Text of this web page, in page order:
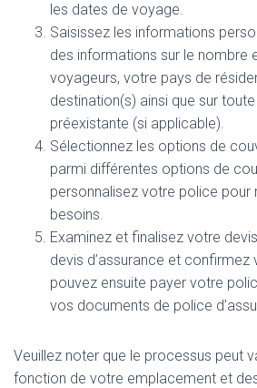
les dates de voyage.
Saisissez les informations
des informations sur le nombre
voyageurs, votre pays de
destination(s) ainsi que sur
préexistante (si applicable).
Sélectionnez les options de
parmi différentes options de
personnalisez votre police pour
besoins.
Examinez et finalisez votre
devis d’assurance et confirmez
pouvez ensuite payer votre
vos documents de police
Veuillez noter que le processus peut
fonction de votre emplacement et